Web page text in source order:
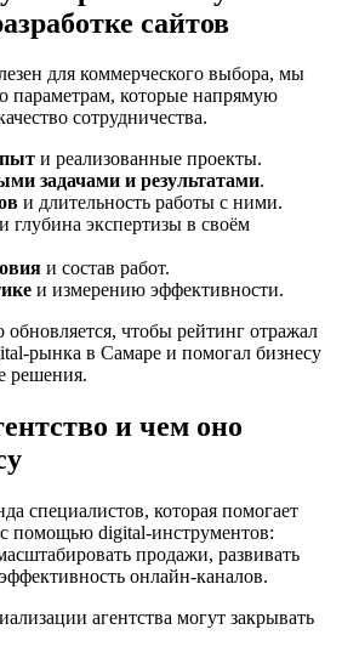
сайтов
для коммерческого выбора, мы
параметрам, которые напрямую
сотрудничества.
и реализованные проекты.
задачами и результатами.
и длительность работы с ними.
и глубина экспертизы в своём
и состав работ.
и измерению эффективности.
чтобы рейтинг отражал
рынка в Самаре и помогал бизнесу
решения.
и чем оно
специалистов, которая помогает
с помощью digital-инструментов:
продажи, развивать
онлайн-каналов.
агентства могут закрывать